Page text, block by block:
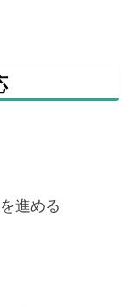
進める